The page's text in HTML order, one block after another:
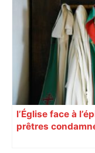
l’Église face à
prêtres